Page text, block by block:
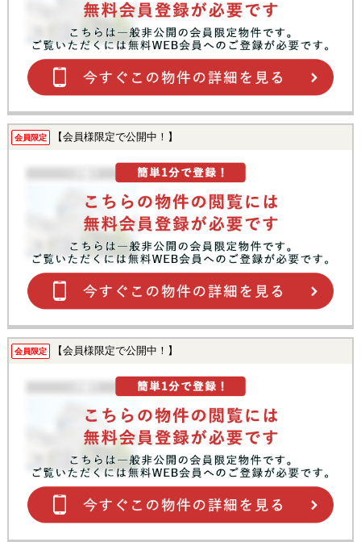
会員限定 【会員様限定で公開中！】
会員限定 【会員様限定で公開中！】